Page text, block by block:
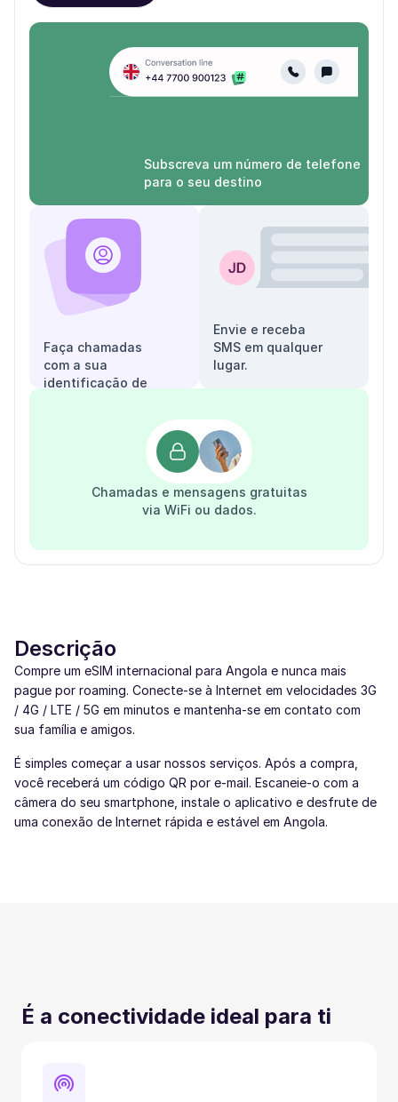
Subscreva um número de telefone
para o seu destino
Faça chamadas
com a sua
identificação de
Envie e receba
SMS em qualquer
lugar.
Chamadas e mensagens gratuitas
via WiFi ou dados.
Descrição
Compre um eSIM internacional para Angola e nunca mais
pague por roaming. Conecte-se à Internet em velocidades 3G
/ 4G / LTE / 5G em minutos e mantenha-se em contato com
sua família e amigos.
É simples começar a usar nossos serviços. Após a compra,
você receberá um código QR por e-mail. Escaneie-o com a
câmera do seu smartphone, instale o aplicativo e desfrute de
uma conexão de Internet rápida e estável em Angola.
É a conectividade ideal para ti